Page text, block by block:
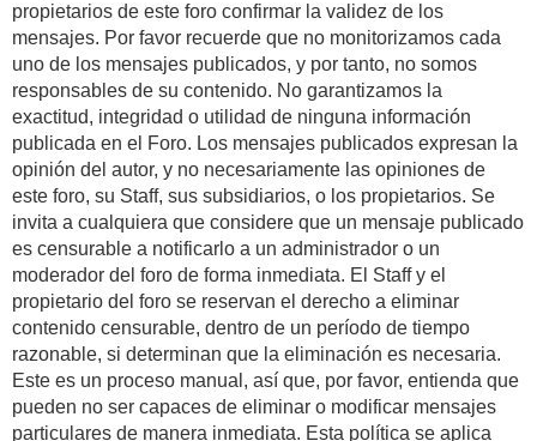
propietarios de este foro confirmar la validez de los
mensajes. Por favor recuerde que no monitorizamos cada
uno de los mensajes publicados, y por tanto, no somos
responsables de su contenido. No garantizamos la
exactitud, integridad o utilidad de ninguna información
publicada en el Foro. Los mensajes publicados expresan la
opinión del autor, y no necesariamente las opiniones de
este foro, su Staff, sus subsidiarios, o los propietarios. Se
invita a cualquiera que considere que un mensaje publicado
es censurable a notificarlo a un administrador o un
moderador del foro de forma inmediata. El Staff y el
propietario del foro se reservan el derecho a eliminar
contenido censurable, dentro de un período de tiempo
razonable, si determinan que la eliminación es necesaria.
Este es un proceso manual, así que, por favor, entienda que
pueden no ser capaces de eliminar o modificar mensajes
particulares de manera inmediata. Esta política se aplica